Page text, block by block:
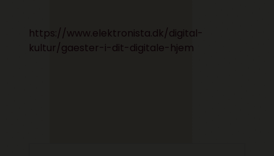
https://www.elektronista.dk/digital-
kultur/gaester-i-dit-digitale-hjem